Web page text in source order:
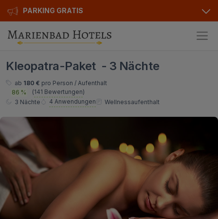
PARKING GRATIS
Hotels
Kurhotels
Ensana Hotels
Orea Hotels
Geschenkgutscheine
Sonderangebot
Kontakt
Kontakt
Über uns
Privat Transfer
Kleopatra-Paket - 3 Nächte
ab 180 € pro Person / Aufenthalt
86 %
(141 Bewertungen)
3 Nächte
4 Anwendungen Wellnessaufenthalt